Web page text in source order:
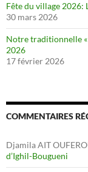
Fête du village 2026:
30 mars 2026
Notre traditionnelle
2026
17 février 2026
COMMENTAIRES
Djamila AIT
d’Ighil-Bougueni